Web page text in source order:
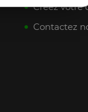
Créez votre
Contactez